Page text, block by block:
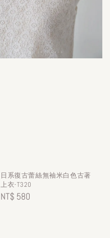
日系復古蕾絲無袖米白色古著
上衣-T320
Regular
NT$ 580